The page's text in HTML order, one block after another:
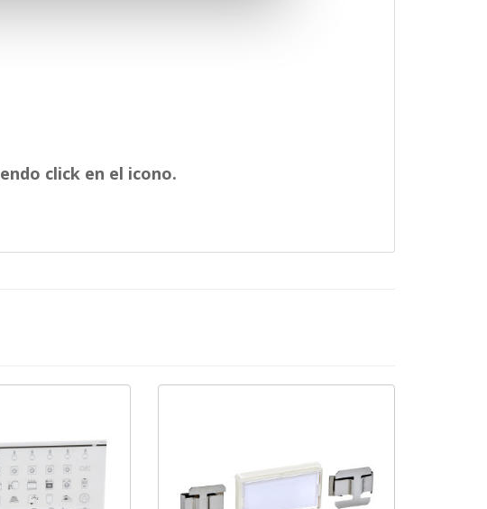
click en el icono.
Twitter